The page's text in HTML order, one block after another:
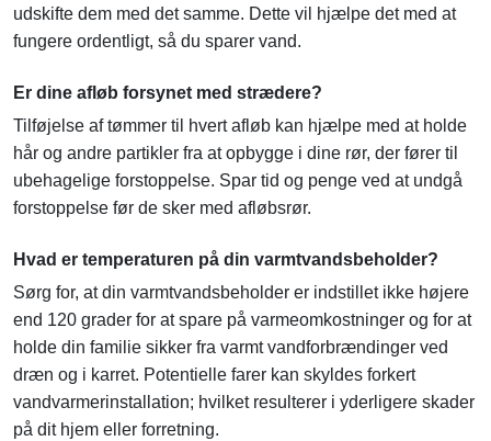
udskifte dem med det samme. Dette vil hjælpe det med at
fungere ordentligt, så du sparer vand.
Er dine afløb forsynet med strædere?
Tilføjelse af tømmer til hvert afløb kan hjælpe med at holde
hår og andre partikler fra at opbygge i dine rør, der fører til
ubehagelige forstoppelse. Spar tid og penge ved at undgå
forstoppelse før de sker med afløbsrør.
Hvad er temperaturen på din varmtvandsbeholder?
Sørg for, at din varmtvandsbeholder er indstillet ikke højere
end 120 grader for at spare på varmeomkostninger og for at
holde din familie sikker fra varmt vandforbrændinger ved
dræn og i karret. Potentielle farer kan skyldes forkert
vandvarmerinstallation; hvilket resulterer i yderligere skader
på dit hjem eller forretning.